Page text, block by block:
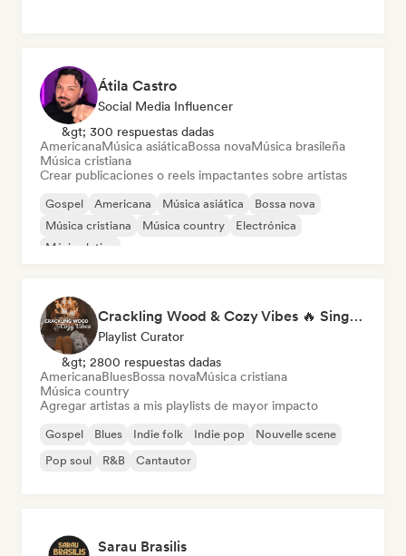
Átila Castro
Social Media Influencer
&gt; 300 respuestas dadas
AmericanaMúsica asiáticaBossa novaMúsica brasileña
Música cristiana
Crear publicaciones o reels impactantes sobre artistas
Gospel Americana Música asiática
Bossa nova
Música cristiana
Música country
Electrónica
Música latina
Crackling Wood & Cozy Vibes 🔥 Singer-Songwriter, Dream Pop & Bedroom Pop
Playlist Curator
&gt; 2800 respuestas dadas
AmericanaBluesBossa novaMúsica cristiana
Música country
Agregar artistas a mis playlists de mayor impacto
Gospel Blues Indie folk Indie pop
Nouvelle scene
Pop soul
R&B Cantautor
Sarau Brasilis